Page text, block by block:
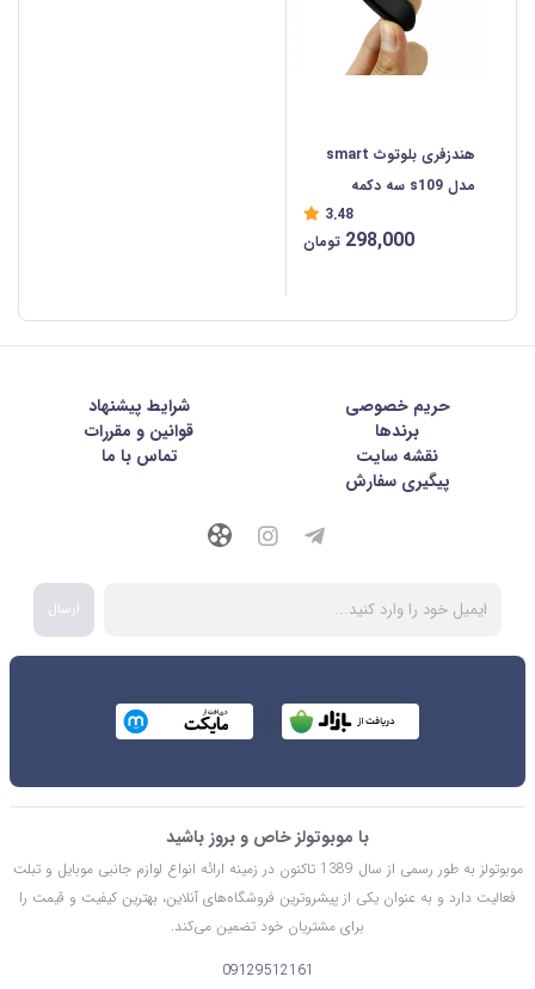
هندزفری بلوتوث smart
مدل s109 سه دکمه
3.48
298,000 تومان
حریم خصوصی
شرايط پيشنهاد
برندها
قوانین و مقررات
نقشه سایت
تماس با ما
پیگیری سفارش
ارسال
با موبوتولز خاص و بروز باشید
موبوتولز به طور رسمی از سال 1389 تاکنون در زمینه ارائه انواع لوازم جانبی موبایل و تبلت
فعالیت دارد و به عنوان یکی از پیشروترین فروشگاه‌های آنلاین، بهترین کیفیت و قیمت را
برای مشتریان خود تضمین می‌کند.
09129512161